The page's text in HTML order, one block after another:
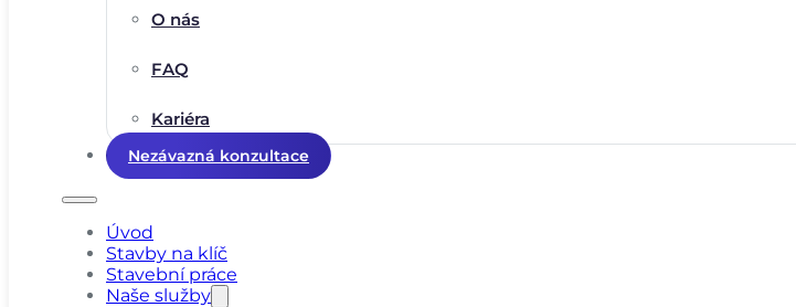
O nás
FAQ
Kariéra
Nezávazná konzultace
Úvod
Stavby na klíč
Stavební práce
Naše služby